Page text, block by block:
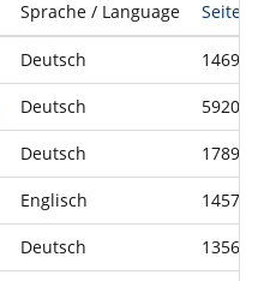
Sprache / Language
Deutsch
Deutsch 592001
Deutsch 178931
Englisch 145761
Deutsch 135613